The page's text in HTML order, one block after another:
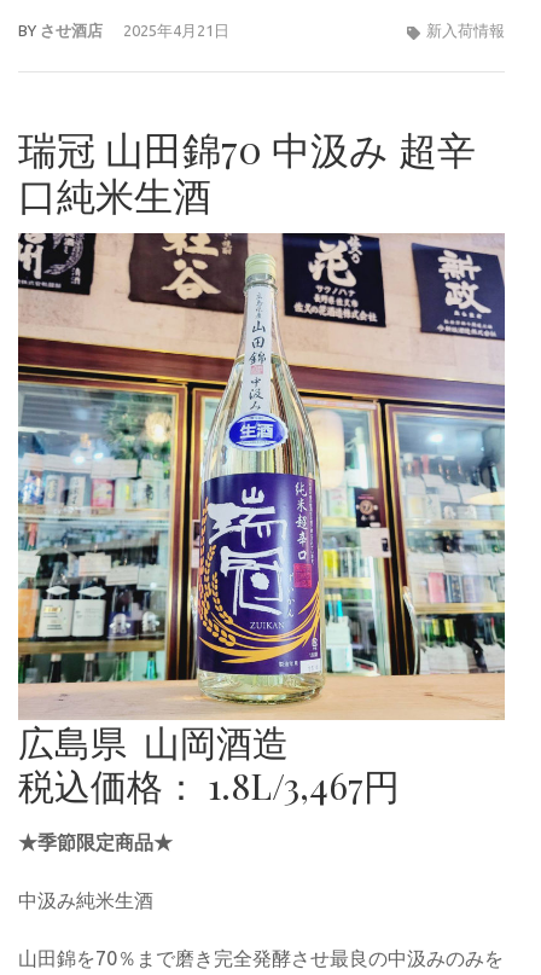
BY させ酒店 2025年4月21日 新入荷情報
瑞冠 山田錦70 中汲み 超辛
口純米生酒
広島県 山岡酒造
税込価格： 1.8L/3,467円
★季節限定商品★
中汲み純米生酒
山田錦を70％まで磨き完全発酵させ最良の中汲みのみを